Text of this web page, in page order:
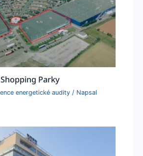
Parky
energetické audity / Napsal